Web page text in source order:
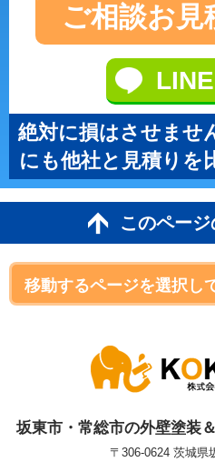
ご相談お見
絶対に損はさせませ
にも他社と見積りを
このペー
坂東市・常総市の外壁塗装
〒306-0624 茨城県